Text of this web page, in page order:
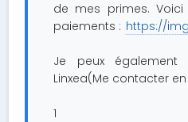
de mes primes.
paiements : https://
Je peux également
Linxea(Me contacter
1